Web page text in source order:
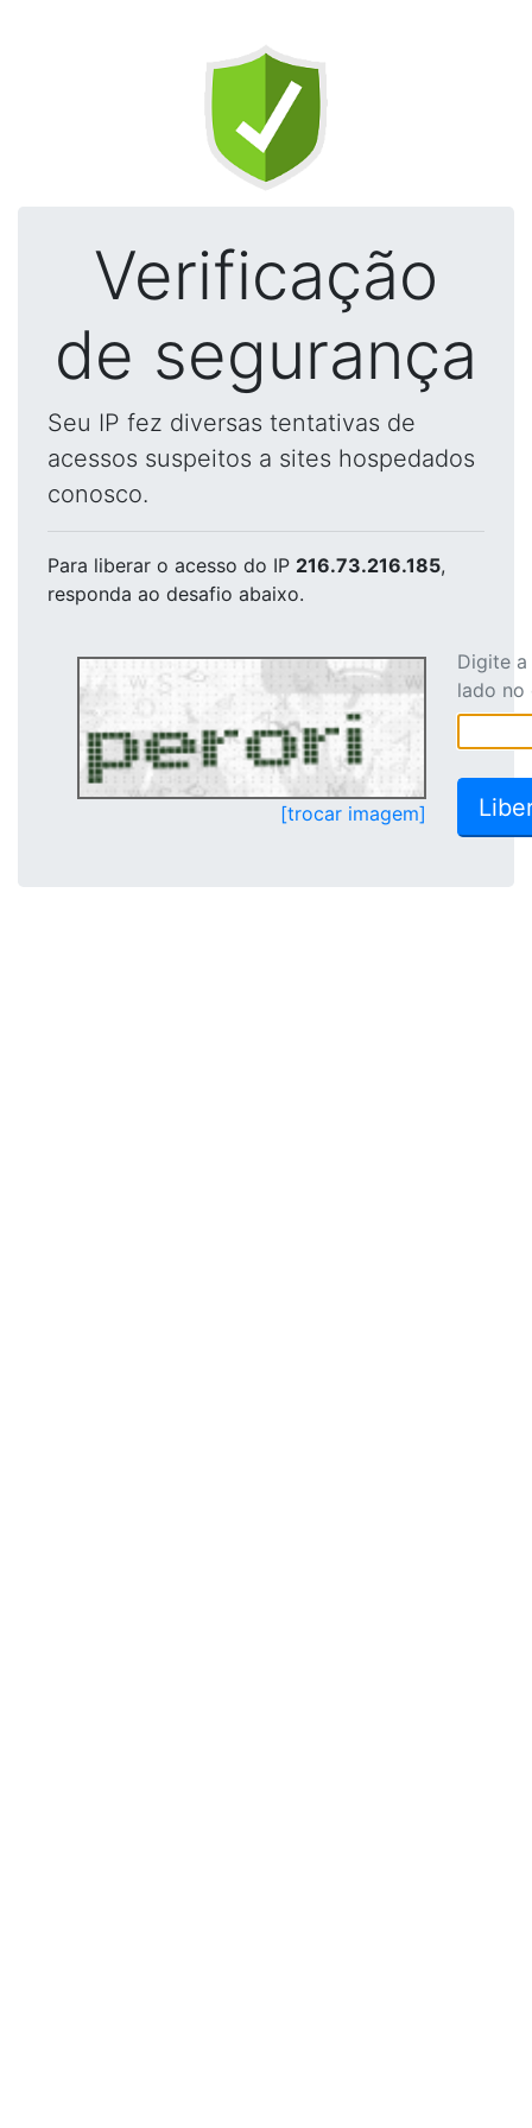
Verificação
de segurança
Seu IP fez diversas tentativas de
acessos suspeitos a sites hospedados
conosco.
Para liberar o acesso do IP 216.73.216.185,
responda ao desafio abaixo.
[trocar imagem]
Digite
lado no